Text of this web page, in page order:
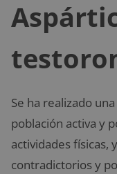
Se ha realizado
población activa y
actividades físicas,
contradictorios y